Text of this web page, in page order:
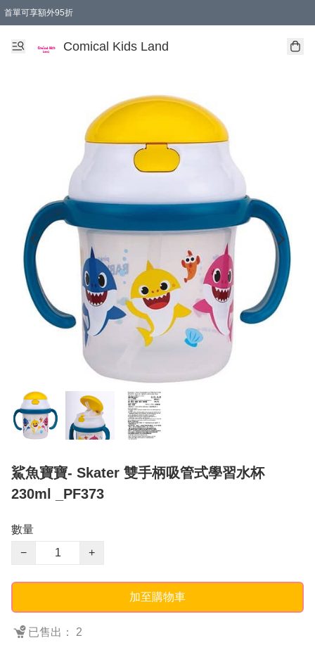
首單可享額外95折
Comical Kids Land
鯊魚寶寶- Skater 雙手柄吸管式學習水杯
230ml _PF373
數量
−
+
加至購物車
已售出： 2